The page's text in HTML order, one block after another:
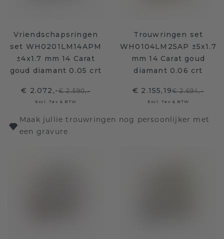
Vriendschapsringen
set WH0201LM14APM
±4x1.7 mm 14 Carat
goud diamant 0.05 crt
€ 2.072,-€ 2.590,-
Excl. Tax & BTW
Trouwringen set
WH0104LM25AP ±5x1.7
mm 14 Carat goud
diamant 0.06 crt
€ 2.155,19€ 2.694,-
Excl. Tax & BTW
Maak jullie trouwringen nog persoonlijker met
een gravure